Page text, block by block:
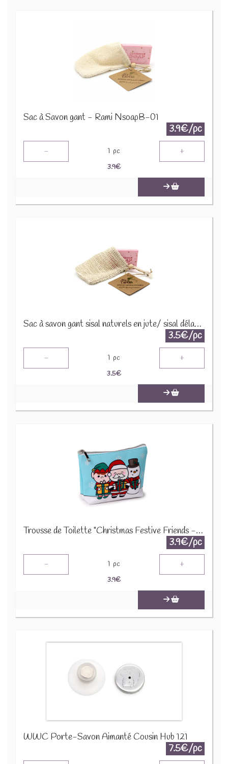
Sac à Savon gant - Rami NsoapB-01
3.9€/pc
- 1 pc +
3.9€
Sac à savon gant sisal naturels en jute/ sisal délavée - NsoapB-03
3.5€/pc
- 1 pc +
3.5€
Trousse de Toilette "Christmas Festive Friends - Amis Festifs" (Petit) - XBAG212S
3.9€/pc
- 1 pc +
3.9€
WWC Porte-Savon Aimanté Cousin Hub 121
7.5€/pc